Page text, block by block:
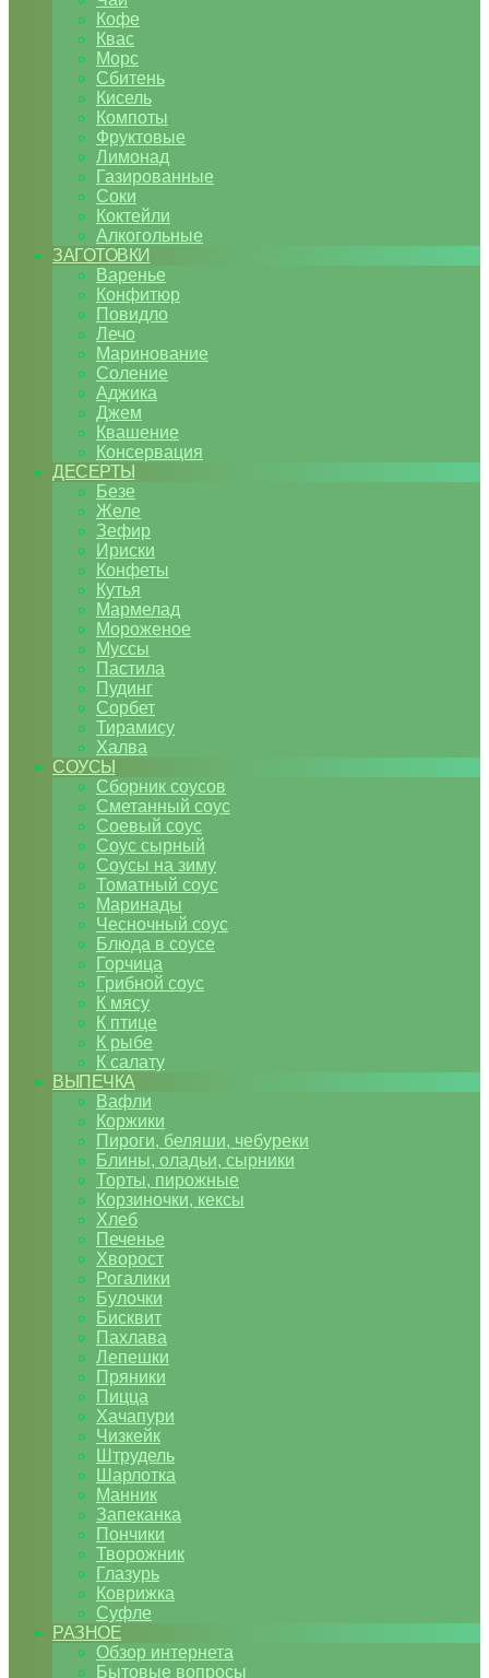
Кофе
Квас
Морс
Сбитень
Кисель
Компоты
Фруктовые
Лимонад
Газированные
Соки
Коктейли
Алкогольные
ЗАГОТОВКИ
Варенье
Конфитюр
Повидло
Лечо
Маринование
Соление
Аджика
Джем
Квашение
Консервация
ДЕСЕРТЫ
Безе
Желе
Зефир
Ириски
Конфеты
Кутья
Мармелад
Мороженое
Муссы
Пастила
Пудинг
Сорбет
Тирамису
Халва
СОУСЫ
Сборник соусов
Сметанный соус
Соевый соус
Соус сырный
Соусы на зиму
Томатный соус
Маринады
Чесночный соус
Блюда в соусе
Горчица
Грибной соус
К мясу
К птице
К рыбе
К салату
ВЫПЕЧКА
Вафли
Коржики
Пироги, беляши, чебуреки
Блины, оладьи, сырники
Торты, пирожные
Корзиночки, кексы
Хлеб
Печенье
Хворост
Рогалики
Булочки
Бисквит
Пахлава
Лепешки
Пряники
Пицца
Хачапури
Чизкейк
Штрудель
Шарлотка
Манник
Запеканка
Пончики
Творожник
Глазурь
Коврижка
Суфле
РАЗНОЕ
Обзор интернета
Бытовые вопросы